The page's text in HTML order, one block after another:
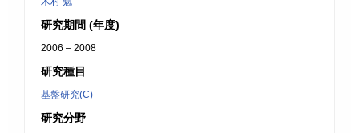
研究期間 (年度)
2006 – 2008
研究種目
基盤研究(C)
研究分野